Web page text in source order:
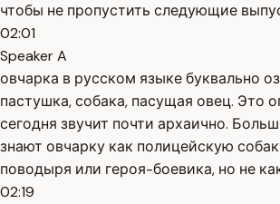
чтобы не пропустить следующие
02:01
Speaker A
овчарка в русском языке буквально
пастушка, собака, пасущая овец. Это
сегодня звучит почти архаично.
знают овчарку как полицейскую
поводыря или героя-боевика, но не
02:19